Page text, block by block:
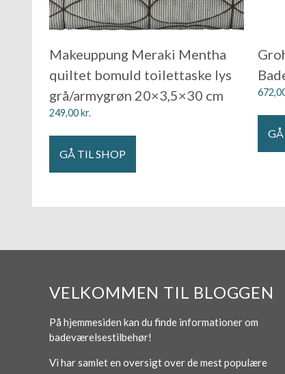
Makeuppung Meraki Mentha
quiltet bomuld toilettaske lys
grå/armygrøn 20×3,5×30 cm
249,00kr.
GÅ TIL SHOP
VELKOMMEN TIL BLOGGEN
På hjemmesiden kan du finde informationer om
badeværelsestilbehør!
Vi har samlet en oversigt over de mest populære